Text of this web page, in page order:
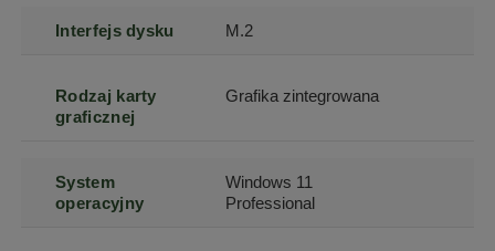
Interfejs dysku M.2
Rodzaj karty
graficznej
Grafika zintegrowana
System
operacyjny
Windows 11
Professional